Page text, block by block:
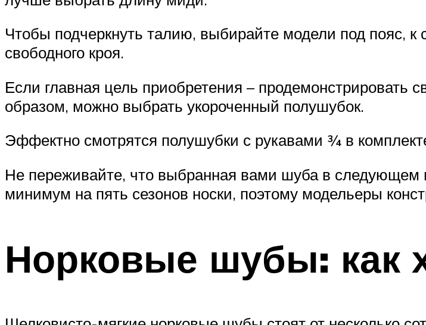
Чтобы подчеркнуть талию, выбирайте модели под пояс,
свободного кроя.
Если главная цель приобретения – продемонстрировать
образом, можно выбрать укороченный полушубок.
Эффектно смотрятся полушубки с рукавами ¾ в
Не переживайте, что выбранная вами шуба в следующем
минимум на пять сезонов носки, поэтому модельеры
Норковые шубы: как